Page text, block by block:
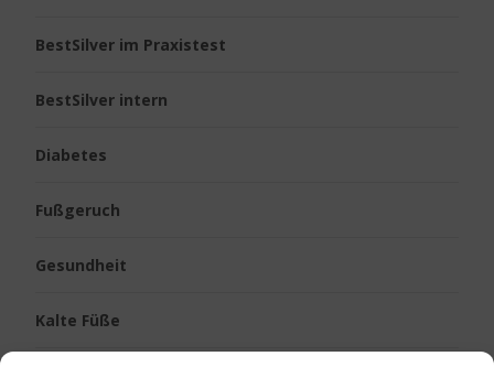
BestSilver im Praxistest
BestSilver intern
Diabetes
Fußgeruch
Gesundheit
Kalte Füße